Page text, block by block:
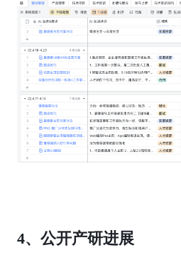
4、公开产研进展